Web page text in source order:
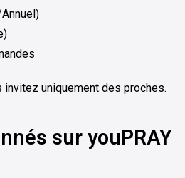
invitez uniquement des proches.
sur youPRAY